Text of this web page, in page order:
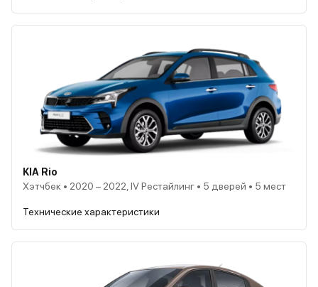
KIA Rio
Хэтчбек • 2020 – 2022, IV Рестайлинг • 5 дверей • 5 мест
Технические характеристики